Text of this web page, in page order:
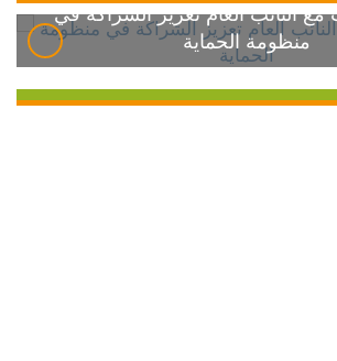
مع النائب العام تعزيز الشراكة في
منظومة الحماية